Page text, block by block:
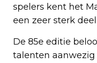
spelers kent het
een zeer sterk
De 85e editie
talenten aanwezig